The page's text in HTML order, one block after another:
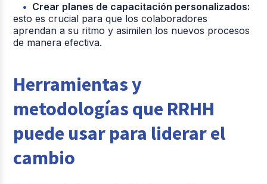
Crear planes de capacitación personalizados:
esto es crucial para que los colaboradores
aprendan a su ritmo y asimilen los nuevos procesos
de manera efectiva.
Herramientas y
metodologías que RRHH
puede usar para liderar el
cambio